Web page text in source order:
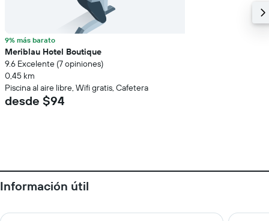
9% más barato
Meriblau Hotel Boutique
9.6 Excelente (7 opiniones)
0,45 km
Piscina al aire libre, Wifi gratis, Cafetera
desde $94
Información útil